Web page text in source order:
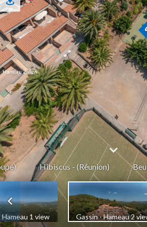
Hibiscus - (Réunion)
Hameau 1 view Gassin - Hameau 2